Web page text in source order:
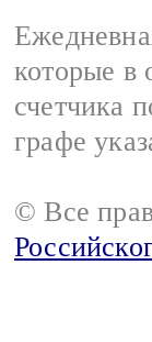
которые в
счетчика
графе
© Все